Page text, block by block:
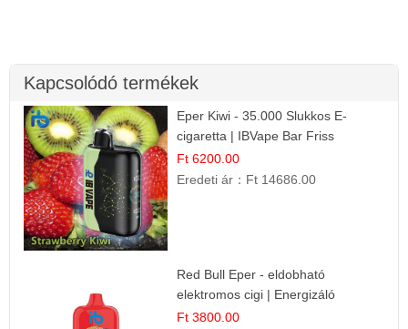
Kapcsolódó termékek
Eper Kiwi - 35.000 Slukkos E-
cigaretta | IBVape Bar Friss
Gyümölcs Ízek
Ft 6200.00
Eredeti ár： Ft 14686.00
Red Bull Eper - eldobható
elektromos cigi | Energizáló
Gyümölcs Íz
Ft 3800.00